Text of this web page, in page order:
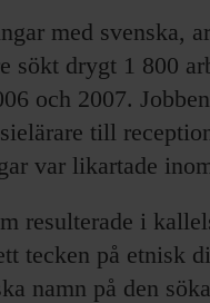
med svenska,
sökt drygt 1 800
och 2007.
till
var likartade
resulterade i
tecken på etnisk
namn på den